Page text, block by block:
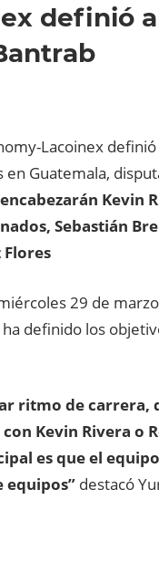
definió
Lacoinex
Guatemala,
Kevin
Sebastián
29 de
definido los
ritmo de carrera,
Kevin Rivera o
es que el
equipos” destacó